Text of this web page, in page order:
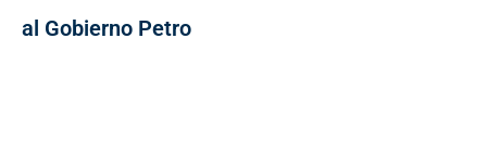
al Gobierno Petro